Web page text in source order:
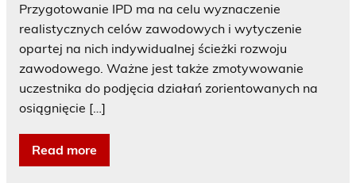
Przygotowanie IPD ma na celu wyznaczenie
realistycznych celów zawodowych i wytyczenie
opartej na nich indywidualnej ścieżki rozwoju
zawodowego. Ważne jest także zmotywowanie
uczestnika do podjęcia działań zorientowanych na
osiągnięcie […]
Read more